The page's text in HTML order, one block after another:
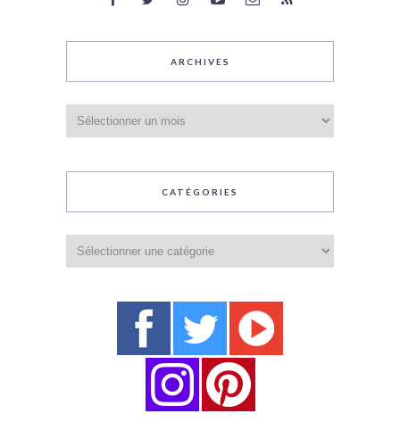
ARCHIVES
CATÉGORIES